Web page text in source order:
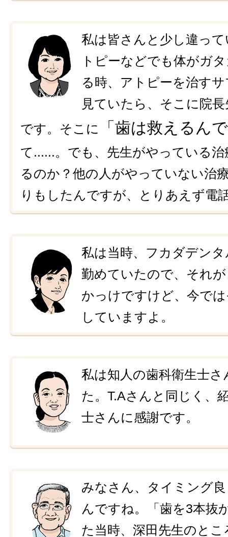
私は皆さんと少し違っ
トピーなどでも体がガ
る時、アトピーを治す
見ていたら、そこに院
です。そこに
「歯は救えるん
て......。でも、先生がやっている
るのか？他の人がやっていない治
りもしたんですが、とりあえず電
私は当時、フカダデン
勤めていたので、それ
かっけですけど、今で
していますよ。
私は知人の歯科衛生士
た。T.Aさんと同じく、
士さんに感謝です。
みなさん、タイミング
んですね。「歯を3本抜
た当時、深田先生のと